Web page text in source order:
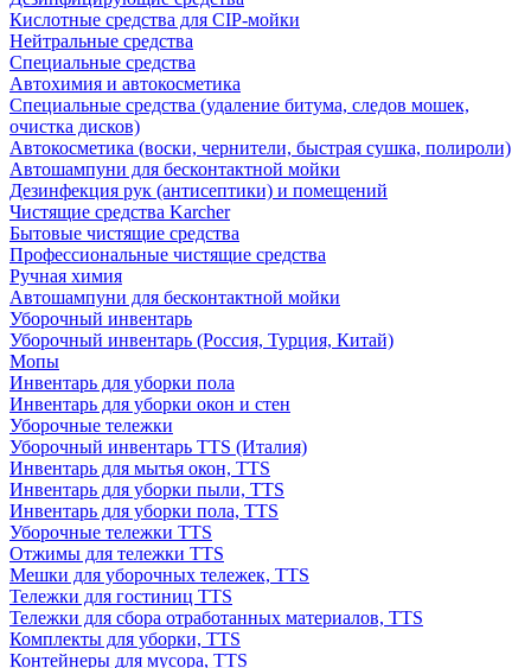
Кислотные средства для CIP-мойки
Нейтральные средства
Специальные средства
Автохимия и автокосметика
Специальные средства (удаление битума, следов мошек,
очистка дисков)
Автокосметика (воски, чернители, быстрая сушка, полироли)
Автошампуни для бесконтактной мойки
Дезинфекция рук (антисептики) и помещений
Чистящие средства Karcher
Бытовые чистящие средства
Профессиональные чистящие средства
Ручная химия
Автошампуни для бесконтактной мойки
Уборочный инвентарь
Уборочный инвентарь (Россия, Турция, Китай)
Мопы
Инвентарь для уборки пола
Инвентарь для уборки окон и стен
Уборочные тележки
Уборочный инвентарь TTS (Италия)
Инвентарь для мытья окон, TTS
Инвентарь для уборки пыли, TTS
Инвентарь для уборки пола, TTS
Уборочные тележки TTS
Отжимы для тележки TTS
Мешки для уборочных тележек, TTS
Тележки для гостиниц TTS
Тележки для сбора отработанных материалов, TTS
Комплекты для уборки, TTS
Контейнеры для мусора, TTS